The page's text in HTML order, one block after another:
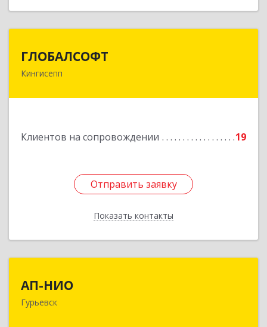
ГЛОБАЛСОФТ
Кингисепп
Клиентов на сопровождении 19
Отправить заявку
Показать контакты
188485, Ленинградская обл, Кингисеппский р-н,
Отправить заявку
Назад
АП-НИО
Гурьевск238300 Калининградская обл, Гурьевск г,